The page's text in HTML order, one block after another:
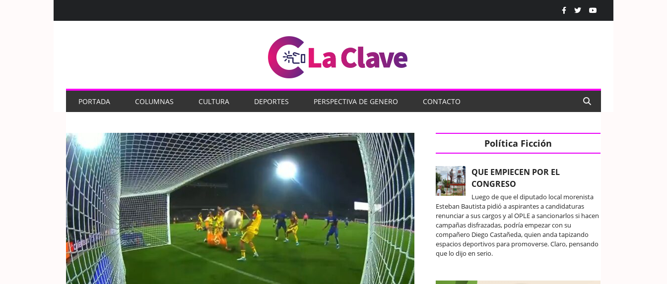
PORTADA COLUMNAS CULTURA DEPORTES PERSPECTIVA DE GENERO CONTACTO
Política Ficción
QUE EMPIECEN POR EL
CONGRESO
Luego de que el diputado local morenista
Esteban Bautista pidió a aspirantes a candidaturas
renunciar a sus cargos y al OPLE a sancionarlos si hacen
campañas disfrazadas, podría empezar con su
compañero Diego Castañeda, quien anda tapizando
espacios deportivos para promoverse. Claro, pensando
que lo dijo en serio.